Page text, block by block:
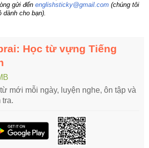
gửi đến englishsticky@gmail.com (chúng tôi
dành cho bạn).
Học từ vựng Tiếng
mới mỗi ngày, luyện nghe, ôn tập và
tra.